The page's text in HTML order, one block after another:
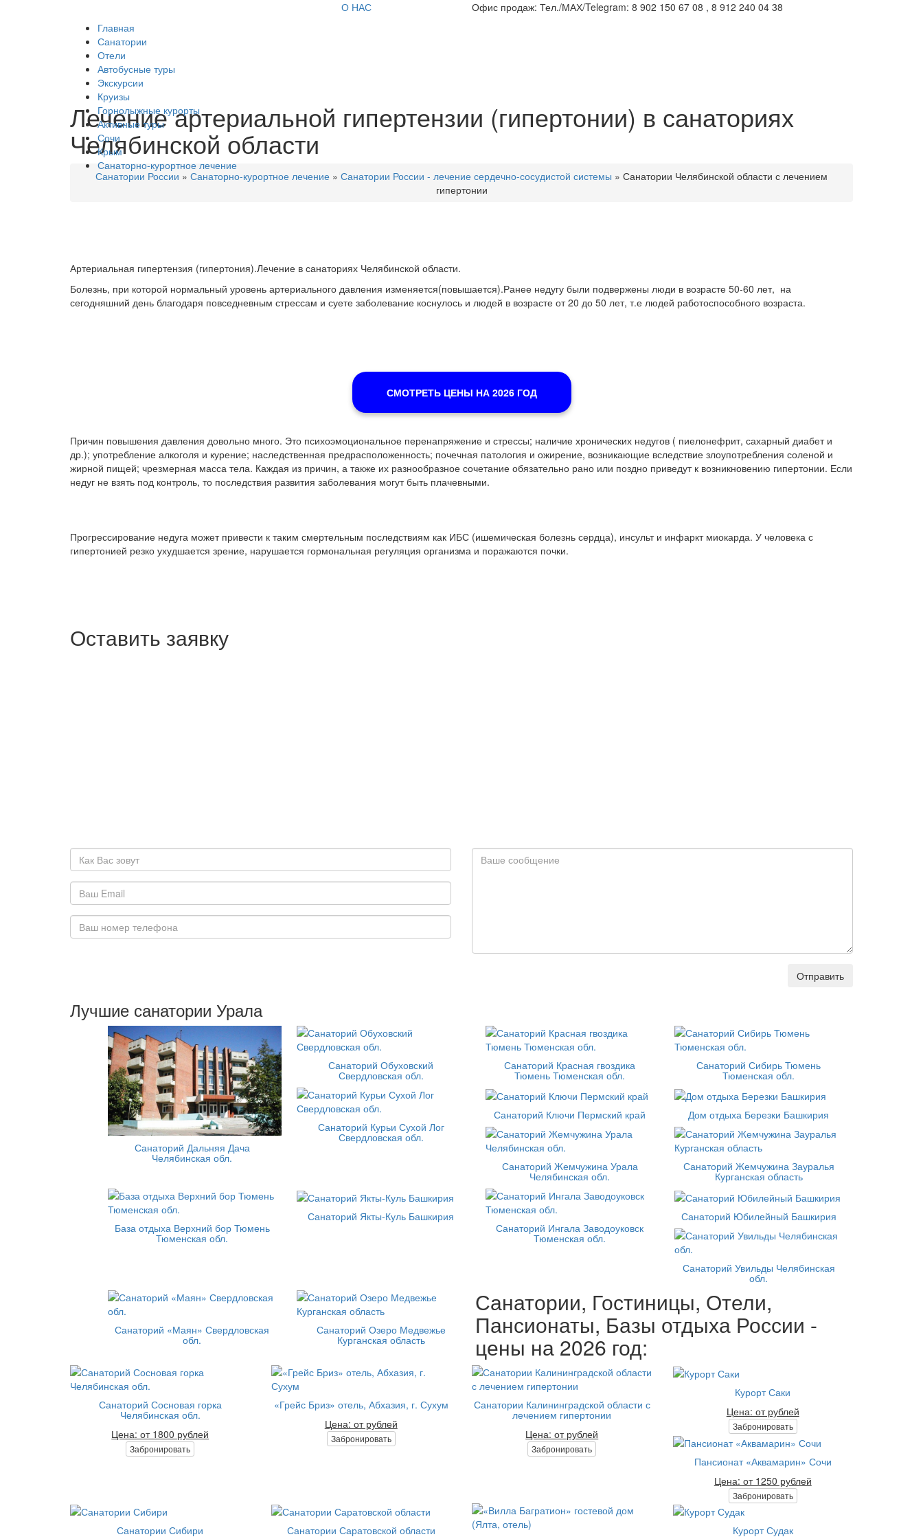
О НАС
Офис продаж: Тел./МАХ/Telegram: 8 902 150 67 08 , 8 912 240 04 38
Главная
Санатории
Отели
Автобусные туры
Экскурсии
Круизы
Горнолыжные курорты
Активные туры
Сочи
Крым
Санаторно-курортное лечение
Лечение артериальной гипертензии (гипертонии) в санаториях
Челябинской области
Санатории России » Санаторно-курортное лечение » Санатории России - лечение сердечно-сосудистой системы » Санатории Челябинской области с лечением
гипертонии
Артериальная гипертензия (гипертония).Лечение в санаториях Челябинской области.
Болезнь, при которой нормальный уровень артериального давления изменяется(повышается).Ранее недугу были подвержены люди в возрасте 50-60 лет, на
сегодняшний день благодаря повседневным стрессам и суете заболевание коснулось и людей в возрасте от 20 до 50 лет, т.е людей работоспособного возраста.
СМОТРЕТЬ ЦЕНЫ НА 2026 ГОД
Причин повышения давления довольно много. Это психоэмоциональное перенапряжение и стрессы; наличие хронических недугов ( пиелонефрит, сахарный диабет и
др.); употребление алкоголя и курение; наследственная предрасположенность; почечная патология и ожирение, возникающие вследствие злоупотребления соленой и
жирной пищей; чрезмерная масса тела. Каждая из причин, а также их разнообразное сочетание обязательно рано или поздно приведут к возникновению гипертонии. Если
недуг не взять под контроль, то последствия развития заболевания могут быть плачевными.
Прогрессирование недуга может привести к таким смертельным последствиям как ИБС (ишемическая болезнь сердца), инсульт и инфаркт миокарда. У человека с
гипертонией резко ухудшается зрение, нарушается гормональная регуляция организма и поражаются почки.
Оставить заявку
Отправить
Лучшие санатории Урала
Санаторий Дальняя Дача
Челябинская обл.
Санаторий Обуховский
Свердловская обл.
Санаторий Красная гвоздика
Тюмень Тюменская обл.
Санаторий Сибирь Тюмень
Тюменская обл.
Санаторий Курьи Сухой Лог
Свердловская обл.
Санаторий Ключи Пермский край Дом отдыха Березки Башкирия
Санаторий Жемчужина Урала
Челябинская обл.
Санаторий Жемчужина Зауралья
Курганская область
База отдыха Верхний бор Тюмень
Тюменская обл.
Санаторий Якты-Куль Башкирия
Санаторий Ингала Заводоуковск
Тюменская обл.
Санаторий Юбилейный Башкирия
Санаторий Увильды Челябинская
обл.
Санаторий «Маян» Свердловская
обл.
Санаторий Озеро Медвежье
Курганская область
Санатории, Гостиницы, Отели,
Пансионаты, Базы отдыха России -
цены на 2026 год:
Санаторий Сосновая горка
Челябинская обл.
Цена: от 1800 рублей
Забронировать
«Грейс Бриз» отель, Абхазия, г. Сухум
Цена: от рублей
Забронировать
Санатории Калининградской области с
лечением гипертонии
Цена: от рублей
Забронировать
Курорт Саки
Цена: от рублей
Забронировать
Пансионат «Аквамарин» Сочи
Цена: от 1250 рублей
Забронировать
Санатории Сибири
Санатории Саратовской области
Курорт Судак